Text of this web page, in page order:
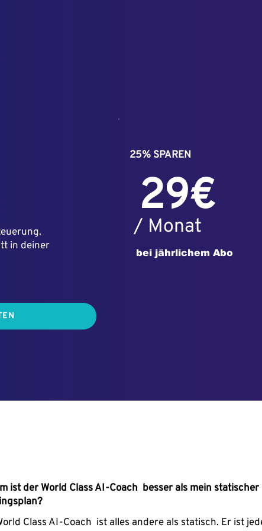
in deiner
25% SPAREN
29€
/ Monat
bei jährlichem Abo
ist der World Class AI-Coach besser als mein statischer
Class AI-Coach ist alles andere als statisch. Er ist